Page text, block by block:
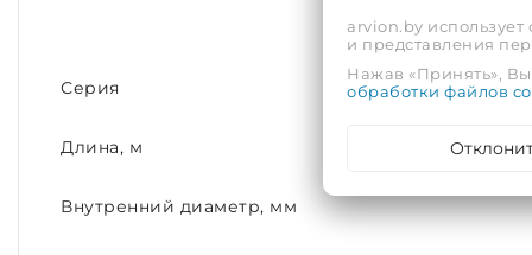
Серия
Длина, м
Внутренний диаметр, мм
arvion.by
и представления
Нажав «Принять», Вы
обработки файлов